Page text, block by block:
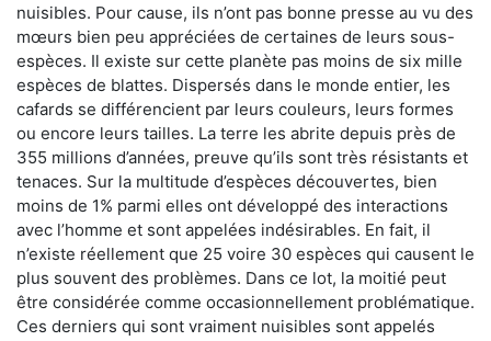
nuisibles. Pour cause, ils n’ont pas bonne presse au vu des
mœurs bien peu appréciées de certaines de leurs sous-
espèces. Il existe sur cette planète pas moins de six mille
espèces de blattes. Dispersés dans le monde entier, les
cafards se différencient par leurs couleurs, leurs formes
ou encore leurs tailles. La terre les abrite depuis près de
355 millions d’années, preuve qu’ils sont très résistants et
tenaces. Sur la multitude d’espèces découvertes, bien
moins de 1% parmi elles ont développé des interactions
avec l’homme et sont appelées indésirables. En fait, il
n’existe réellement que 25 voire 30 espèces qui causent le
plus souvent des problèmes. Dans ce lot, la moitié peut
être considérée comme occasionnellement problématique.
Ces derniers qui sont vraiment nuisibles sont appelés